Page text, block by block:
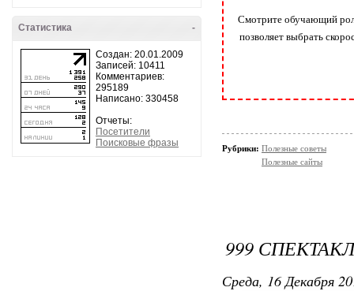
-
Статистика
Создан: 20.01.2009
Записей: 10411
Комментариев:
295189
Написано: 330458
Отчеты:
Посетители
Поисковые фразы
Смотрите обучающий
позволяет выбрать
Рубрики: Полезные советы
Полезные сайты
999
Среда, 16 Декабря